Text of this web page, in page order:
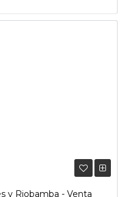
y Riobamba - Venta